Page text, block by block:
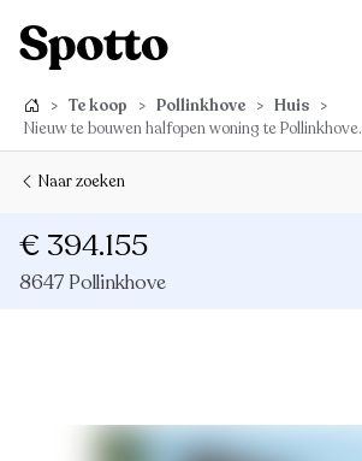
> Te koop > Pollinkhove > Huis >
Nieuw te bouwen halfopen woning te Pollinkhove.
Naar zoeken
€ 394.155
8647 Pollinkhove